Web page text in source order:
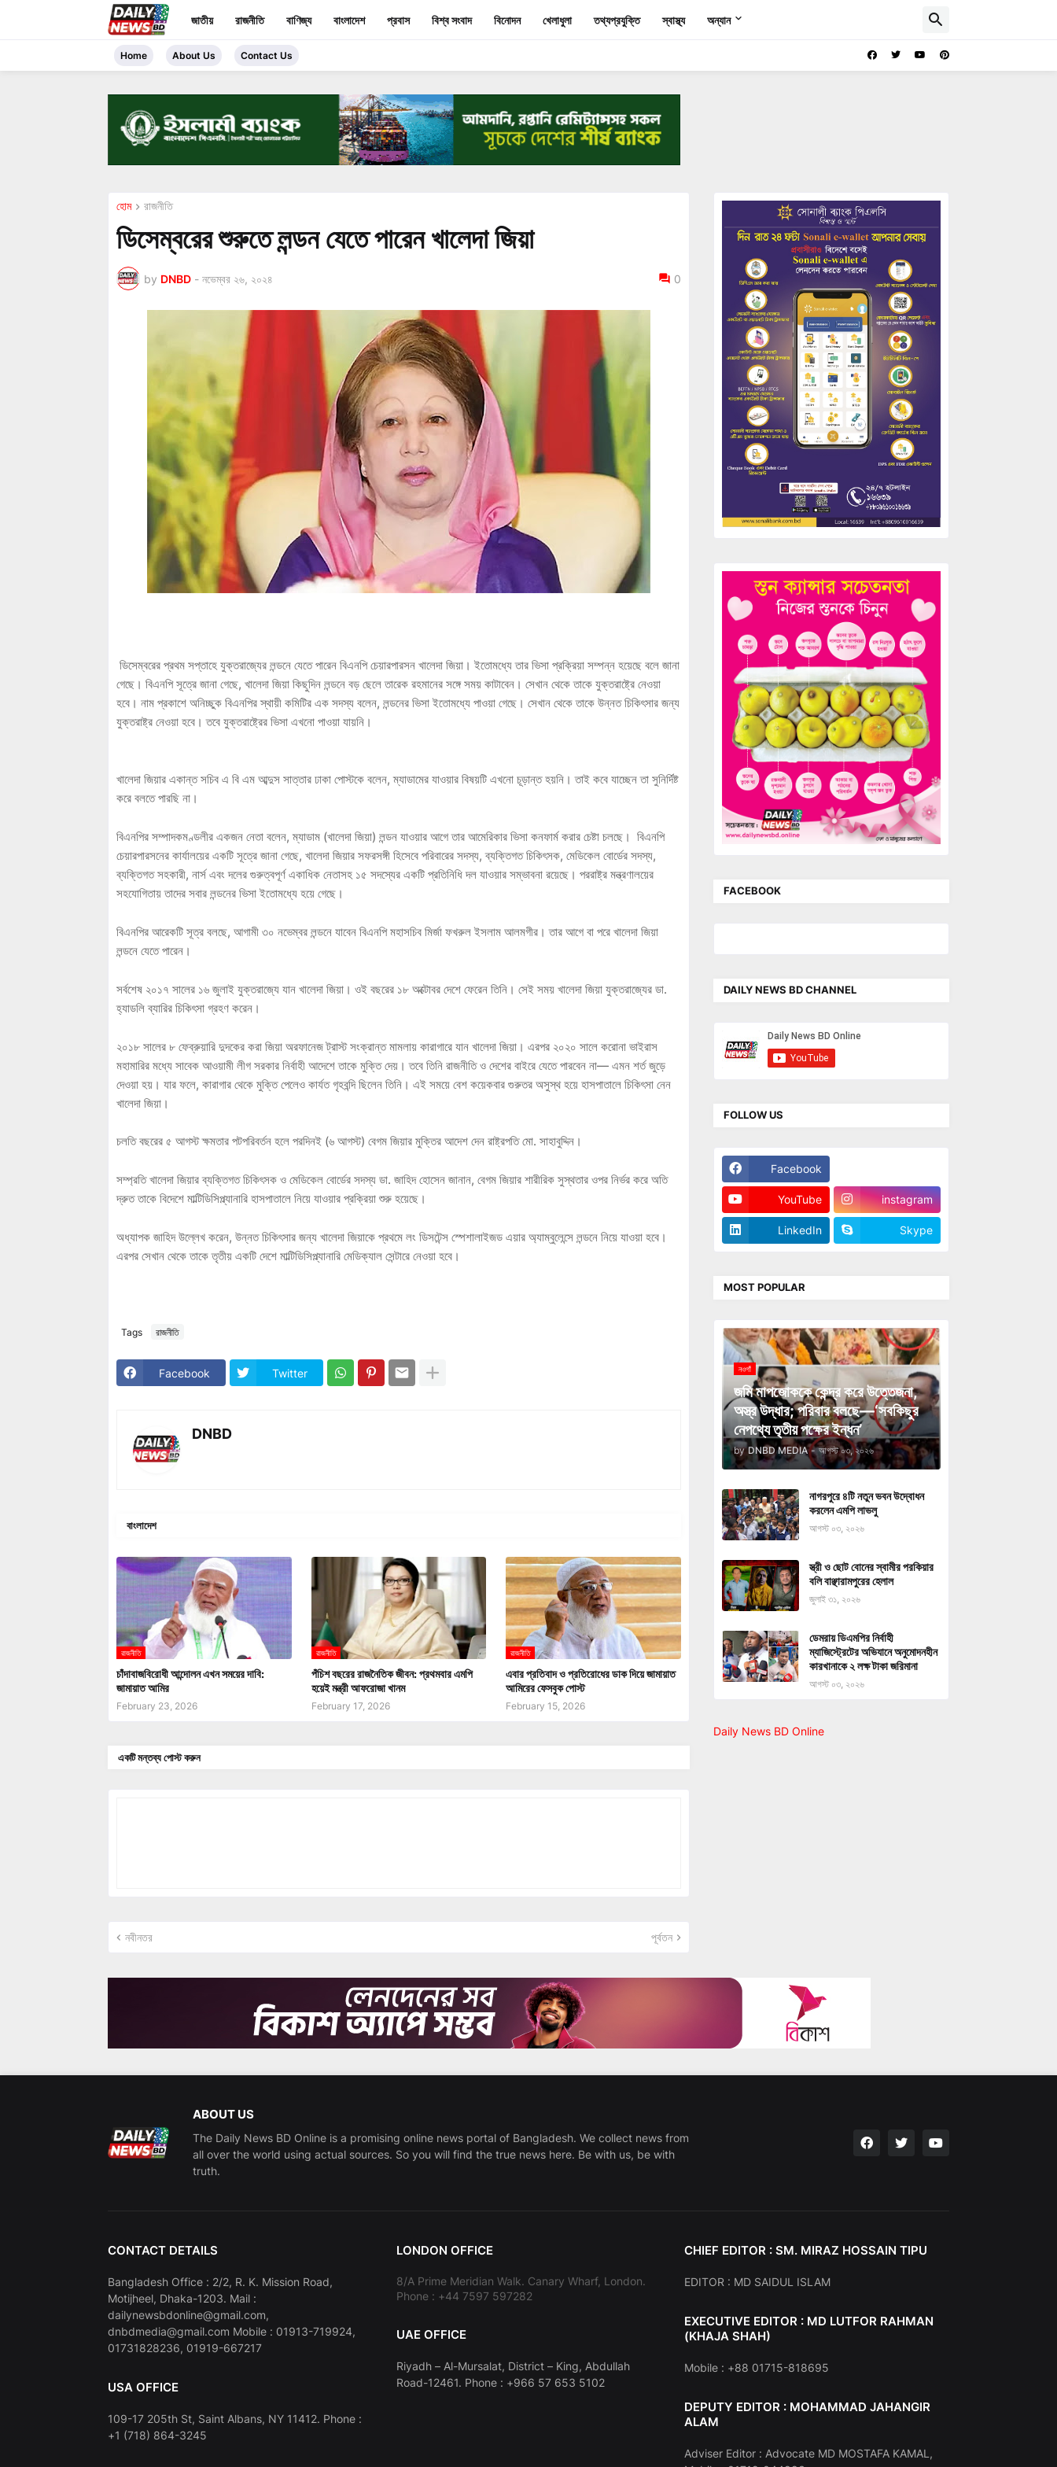
জাতীয় রাজনীতি বাণিজ্য বাংলাদেশ প্রবাস বিশ্ব সংবাদ বিনোদন খেলাধুলা তথ্যপ্রযুক্তি স্বাস্থ্য অন্যান
Home About Us Contact Us
হোম রাজনীতি
ডিসেম্বরের শুরুতে লন্ডন যেতে পারেন খালেদা জিয়া
by DNBD - নভেম্বর ২৬, ২০২৪ 0
ডিসেম্বরের প্রথম সপ্তাহে যুক্তরাজ্যের লন্ডনে যেতে পারেন বিএনপি চেয়ারপারসন খালেদা জিয়া। ইতোমধ্যে তার ভিসা প্রক্রিয়া সম্পন্ন হয়েছে বলে জানা
গেছে। বিএনপি সূত্রে জানা গেছে, খালেদা জিয়া কিছুদিন লন্ডনে বড় ছেলে তারেক রহমানের সঙ্গে সময় কাটাবেন। সেখান থেকে তাকে যুক্তরাষ্ট্রে নেওয়া
হবে। নাম প্রকাশে অনিচ্ছুক বিএনপির স্থায়ী কমিটির এক সদস্য বলেন, লন্ডনের ভিসা ইতোমধ্যে পাওয়া গেছে। সেখান থেকে তাকে উন্নত চিকিৎসার জন্য
যুক্তরাষ্ট্র নেওয়া হবে। তবে যুক্তরাষ্ট্রের ভিসা এখনো পাওয়া যায়নি।
খালেদা জিয়ার একান্ত সচিব এ বি এম আব্দুস সাত্তার ঢাকা পোস্টকে বলেন, ম্যাডামের যাওয়ার বিষয়টি এখনো চূড়ান্ত হয়নি। তাই কবে যাচ্ছেন তা সুনির্দিষ্ট
করে বলতে পারছি না।
বিএনপির সম্পাদকমণ্ডলীর একজন নেতা বলেন, ম্যাডাম (খালেদা জিয়া) লন্ডন যাওয়ার আগে তার আমেরিকার ভিসা কনফার্ম করার চেষ্টা চলছে। বিএনপি
চেয়ারপারসনের কার্যালয়ের একটি সূত্রে জানা গেছে, খালেদা জিয়ার সফরসঙ্গী হিসেবে পরিবারের সদস্য, ব্যক্তিগত চিকিৎসক, মেডিকেল বোর্ডের সদস্য,
ব্যক্তিগত সহকারী, নার্স এবং দলের গুরুত্বপূর্ণ একাধিক নেতাসহ ১৫ সদস্যের একটি প্রতিনিধি দল যাওয়ার সম্ভাবনা রয়েছে। পররাষ্ট্র মন্ত্রণালয়ের
সহযোগিতায় তাদের সবার লন্ডনের ভিসা ইতোমধ্যে হয়ে গেছে।
বিএনপির আরেকটি সূত্র বলছে, আগামী ৩০ নভেম্বর লন্ডনে যাবেন বিএনপি মহাসচিব মির্জা ফখরুল ইসলাম আলমগীর। তার আগে বা পরে খালেদা জিয়া
লন্ডনে যেতে পারেন।
সর্বশেষ ২০১৭ সালের ১৬ জুলাই যুক্তরাজ্যে যান খালেদা জিয়া। ওই বছরের ১৮ অক্টোবর দেশে ফেরেন তিনি। সেই সময় খালেদা জিয়া যুক্তরাজ্যের ডা.
হ্যাডলি ব্যারির চিকিৎসা গ্রহণ করেন।
২০১৮ সালের ৮ ফেব্রুয়ারি দুদকের করা জিয়া অরফানেজ ট্রাস্ট সংক্রান্ত মামলায় কারাগারে যান খালেদা জিয়া। এরপর ২০২০ সালে করোনা ভাইরাস
মহামারির মধ্যে সাবেক আওয়ামী লীগ সরকার নির্বাহী আদেশে তাকে মুক্তি দেয়। তবে তিনি রাজনীতি ও দেশের বাইরে যেতে পারবেন না— এমন শর্ত জুড়ে
দেওয়া হয়। যার ফলে, কারাগার থেকে মুক্তি পেলেও কার্যত গৃহবন্দি ছিলেন তিনি। এই সময়ে বেশ কয়েকবার গুরুতর অসুস্থ হয়ে হাসপাতালে চিকিৎসা নেন
খালেদা জিয়া।
চলতি বছরের ৫ আগস্ট ক্ষমতার পটপরিবর্তন হলে পরদিনই (৬ আগস্ট) বেগম জিয়ার মুক্তির আদেশ দেন রাষ্ট্রপতি মো. সাহাবুদ্দিন।
সম্প্রতি খালেদা জিয়ার ব্যক্তিগত চিকিৎসক ও মেডিকেল বোর্ডের সদস্য ডা. জাহিদ হোসেন জানান, বেগম জিয়ার শারীরিক সুস্থতার ওপর নির্ভর করে অতি
দ্রুত তাকে বিদেশে মাল্টিডিসিপ্ল্যানারি হাসপাতালে নিয়ে যাওয়ার প্রক্রিয়া শুরু হয়েছে।
অধ্যাপক জাহিদ উল্লেখ করেন, উন্নত চিকিৎসার জন্য খালেদা জিয়াকে প্রথমে লং ডিসটেন্স স্পেশালাইজড এয়ার অ্যাম্বুলেন্সে লন্ডনে নিয়ে যাওয়া হবে।
এরপর সেখান থেকে তাকে তৃতীয় একটি দেশে মাল্টিডিসিপ্ল্যানারি মেডিক্যাল সেন্টারে নেওয়া হবে।
Tags রাজনীতি
Facebook Twitter
DNBD
বাংলাদেশ
রাজনীতি
চাঁদাবাজবিরোধী আন্দোলন এখন সময়ের দাবি:
জামায়াত আমির
February 23, 2026
রাজনীতি
পঁচিশ বছরের রাজনৈতিক জীবন: প্রথমবার এমপি
হয়েই মন্ত্রী আফরোজা খানম
February 17, 2026
রাজনীতি
এবার প্রতিবাদ ও প্রতিরোধের ডাক দিয়ে জামায়াত
আমিরের ফেসবুক পোস্ট
February 15, 2026
একটি মন্তব্য পোস্ট করুন
নবীনতর পূর্বতন
FACEBOOK
DAILY NEWS BD CHANNEL
FOLLOW US
Facebook
YouTube instagram
LinkedIn Skype
MOST POPULAR
নওগাঁ
জমি মাপজোককে কেন্দ্র করে উত্তেজনা,
অস্ত্র উদ্ধার; পরিবার বলছে—‘সবকিছুর
নেপথ্যে তৃতীয় পক্ষের ইন্ধন’
by DNBD MEDIA - আগস্ট ০৩, ২০২৬
নাগরপুরে ৪টি নতুন ভবন উদ্বোধন
করলেন এমপি লাভলু
আগস্ট ০৩, ২০২৬
স্ত্রী ও ছোট বোনের স্বামীর পরকিয়ার
বলি বাঞ্ছারামপুরের হেলাল
জুলাই ৩১, ২০২৬
ডেমরায় ডিএমপির নির্বাহী
ম্যাজিস্ট্রেটের অভিযানে অনুমোদনহীন
কারখানাকে ২ লক্ষ টাকা জরিমানা
আগস্ট ০৩, ২০২৬
Daily News BD Online
ABOUT US
The Daily News BD Online is a promising online news portal of Bangladesh. We collect news from
all over the world using actual sources. So you will find the true news here. Be with us, be with
truth.
CONTACT DETAILS
Bangladesh Office : 2/2, R. K. Mission Road,
Motijheel, Dhaka-1203. Mail :
dailynewsbdonline@gmail.com,
dnbdmedia@gmail.com Mobile : 01913-719924,
01731828236, 01919-667217
USA OFFICE
109-17 205th St, Saint Albans, NY 11412. Phone :
+1 (718) 864-3245
LONDON OFFICE
8/A Prime Meridian Walk. Canary Wharf, London.
Phone : +44 7597 597282
UAE OFFICE
Riyadh – Al-Mursalat, District – King, Abdullah
Road-12461. Phone : +966 57 653 5102
CHIEF EDITOR : SM. MIRAZ HOSSAIN TIPU
EDITOR : MD SAIDUL ISLAM
EXECUTIVE EDITOR : MD LUTFOR RAHMAN
(KHAJA SHAH)
Mobile : +88 01715-818695
DEPUTY EDITOR : MOHAMMAD JAHANGIR
ALAM
Adviser Editor : Advocate MD MOSTAFA KAMAL,